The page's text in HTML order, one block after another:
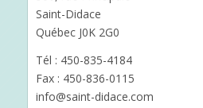
Saint-Didace
Québec J0K 2G0
Tél : 450-835-4184
Fax : 450-836-0115
info@saint-didace.com